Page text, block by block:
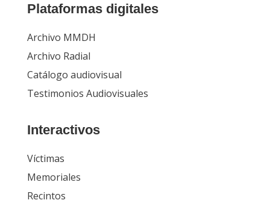
Plataformas digitales
Archivo MMDH
Archivo Radial
Catálogo audiovisual
Testimonios Audiovisuales
Interactivos
Víctimas
Memoriales
Recintos